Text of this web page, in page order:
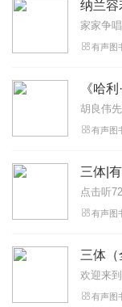
家家争
有声图
有声图
有声图
三体
有声图